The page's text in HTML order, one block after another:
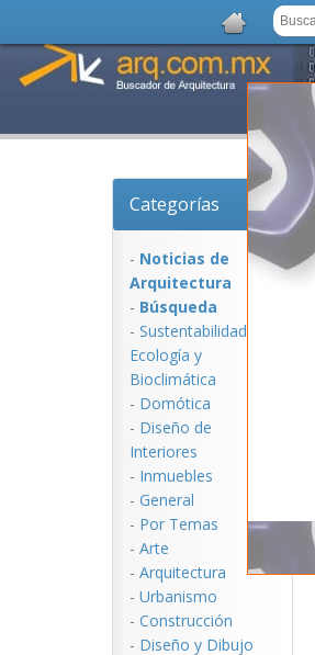
Categorías
- Noticias de
Arquitectura
- Búsqueda
- Sustentabilidad,
Ecologí­a y
Bioclimática
- Domótica
- Diseño de
Interiores
- Inmuebles
- General
- Por Temas
- Arte
- Arquitectura
- Urbanismo
- Construcción
- Diseño y Dibujo